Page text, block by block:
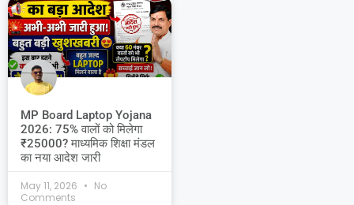
MP Board Laptop Yojana
2026: 75% वालों को मिलेगा
₹25000? माध्यमिक शिक्षा मंडल
का नया आदेश जारी
May 11, 2026
No
Comments